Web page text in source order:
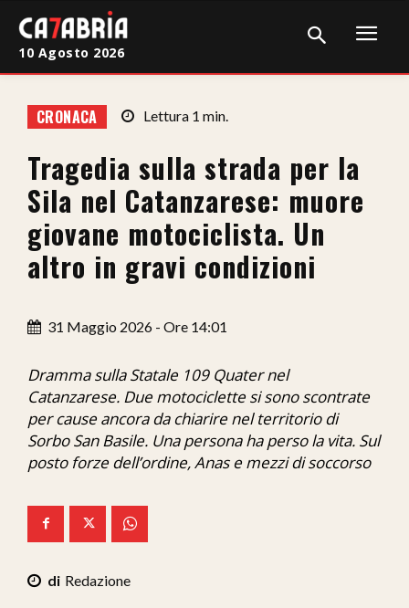
Cronaca
Giudiziaria
Politica
Sport
Sanità
Economia
Ita-Mondo
C7 Play
We Calabria
Mix Zone
10 Agosto 2026
CRONACA Lettura 1 min.
Tragedia sulla strada per la
Sila nel Catanzarese: muore
giovane motociclista. Un
altro in gravi condizioni
31 Maggio 2026 - Ore 14:01
Dramma sulla Statale 109 Quater nel
Catanzarese. Due motociclette si sono scontrate
per cause ancora da chiarire nel territorio di
Sorbo San Basile. Una persona ha perso la vita. Sul
posto forze dell’ordine, Anas e mezzi di soccorso
Redazione